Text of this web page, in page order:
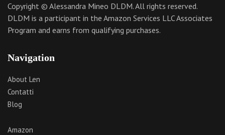
Copyright © Alessandra Mineo DLDM. All rights reserved.
DLDM is a participant in the Amazon Services LLC Associates
Program and earns from qualifying purchases.
Navigation
About Len
Contatti
Blog
Amazon